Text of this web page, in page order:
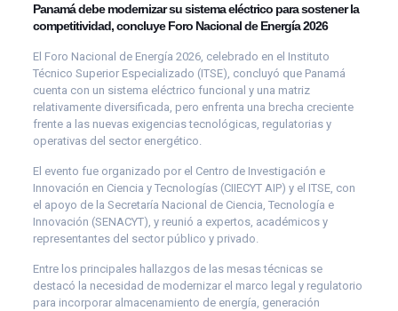
Panamá debe modernizar su sistema eléctrico para sostener la
competitividad, concluye Foro Nacional de Energía 2026
El Foro Nacional de Energía 2026, celebrado en el Instituto
Técnico Superior Especializado (ITSE), concluyó que Panamá
cuenta con un sistema eléctrico funcional y una matriz
relativamente diversificada, pero enfrenta una brecha creciente
frente a las nuevas exigencias tecnológicas, regulatorias y
operativas del sector energético.
El evento fue organizado por el Centro de Investigación e
Innovación en Ciencia y Tecnologías (CIIECYT AIP) y el ITSE, con
el apoyo de la Secretaría Nacional de Ciencia, Tecnología e
Innovación (SENACYT), y reunió a expertos, académicos y
representantes del sector público y privado.
Entre los principales hallazgos de las mesas técnicas se
destacó la necesidad de modernizar el marco legal y regulatorio
para incorporar almacenamiento de energía, generación